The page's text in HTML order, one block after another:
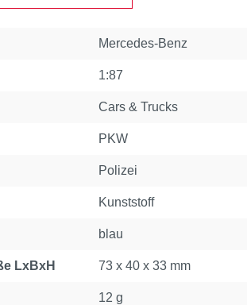
Mercedes-Benz
1:87
Cars & Trucks
PKW
Polizei
Kunststoff
blau
LxBxH 73 x 40 x 33 mm
12 g